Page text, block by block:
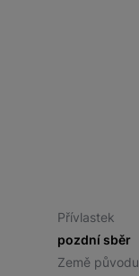
Přívlastek
pozdní sběr
Země původu